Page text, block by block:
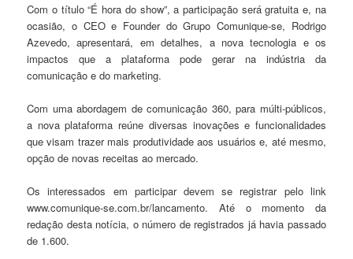
Com o título “É hora do show”, a participação será gratuita e, na
ocasião, o CEO e Founder do Grupo Comunique-se, Rodrigo
Azevedo, apresentará, em detalhes, a nova tecnologia e os
impactos que a plataforma pode gerar na indústria da
comunicação e do marketing.
Com uma abordagem de comunicação 360, para múlti-públicos,
a nova plataforma reúne diversas inovações e funcionalidades
que visam trazer mais produtividade aos usuários e, até mesmo,
opção de novas receitas ao mercado.
Os interessados em participar devem se registrar pelo link
www.comunique-se.com.br/lancamento. Até o momento da
redação desta notícia, o número de registrados já havia passado
de 1.600.